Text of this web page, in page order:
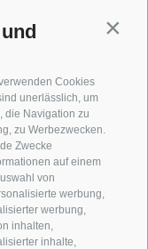
Cookies
unerlässlich, um
die Navigation zu
zu Werbezwecken.
Zwecke
auf einem
von
werbung,
werbung,
inhalten,
inhalte,
OpenStreetMapcontributors